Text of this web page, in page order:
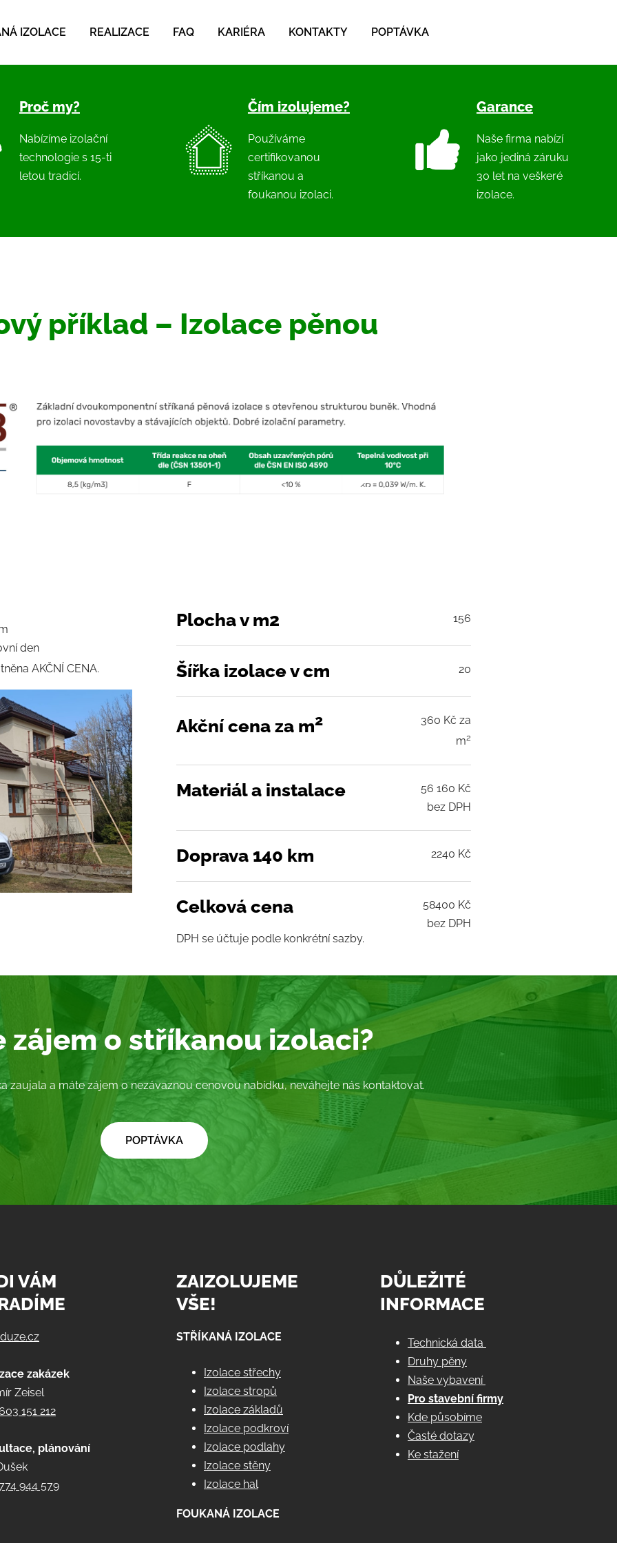
IZOLACE REALIZACE FAQ KARIÉRA KONTAKTY POPTÁVKA
Proč my?
Nabízíme izolační
technologie s 15-ti
letou tradicí.
Čím izolujeme?
Používáme
certifikovanou
stříkanou a
foukanou izolaci.
Garance
Naše firma nabízí
jako jediná záruku
30 let na veškeré
izolace.
příklad – Izolace pěnou
den
AKČNÍ CENA.
Plocha v m2 156
Šířka izolace v cm 20
Akční cena za m2
360 Kč za
m2
Materiál a instalace
56 160 Kč
bez DPH
Doprava 140 km 2240 Kč
Celková cena
DPH se účtuje podle konkrétní sazby.
58400 Kč
bez DPH
zájem o stříkanou izolaci?
zaujala a máte zájem o nezávaznou cenovou nabídku, neváhejte nás kontaktovat.
​POPTÁVKA​
VÁM
zakázek
Zeisel
151 212
plánování
944 579
ZAIZOLUJEME
VŠE!
STŘÍKANÁ IZOLACE
Izolace střechy
Izolace stropů
Izolace základů
Izolace podkroví
Izolace podlahy
Izolace stěny
Izolace hal
FOUKANÁ IZOLACE
DŮLEŽITÉ
INFORMACE
Technická data
Druhy pěny
Naše vybavení
Pro stavební firmy
Kde působíme
Časté dotazy
Ke stažení